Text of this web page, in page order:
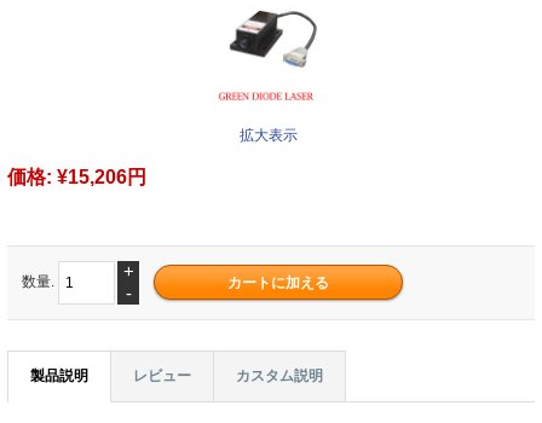
拡大表示
価格: ¥15,206円
数量.
+
-
製品説明 レビュー カスタム説明